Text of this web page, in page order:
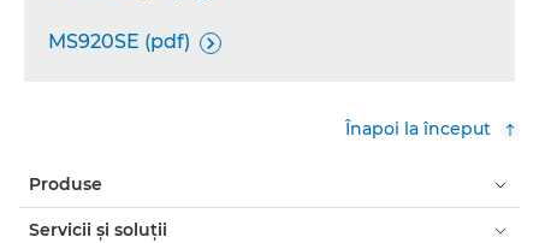
MS920SE (pdf) 
Înapoi la început
Produse
Servicii şi soluţii